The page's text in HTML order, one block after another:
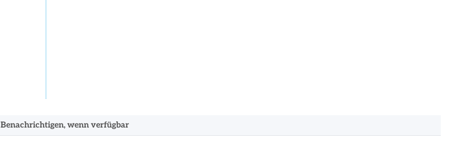
Benachrichtigen, wenn verfügbar